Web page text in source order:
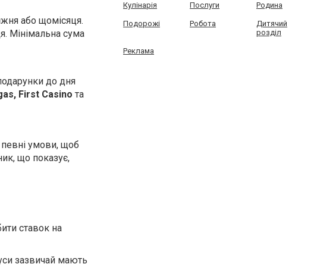
або щомісяця.
Мінімальна сума
до дня
First Casino та
умови, щоб
що показує,
ставок на
зазвичай мають
Кулінарія Послуги Родина
Подорожі Робота
Дитячий
розділ
Реклама